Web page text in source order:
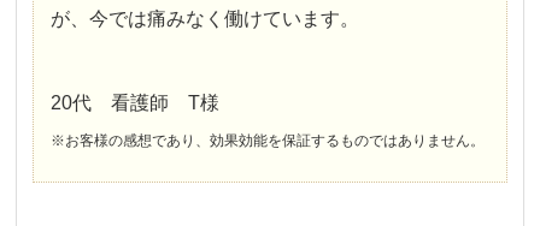
が、今では痛みなく働けています。
20代 看護師 T様
※お客様の感想であり、効果効能を保証するものではありません。